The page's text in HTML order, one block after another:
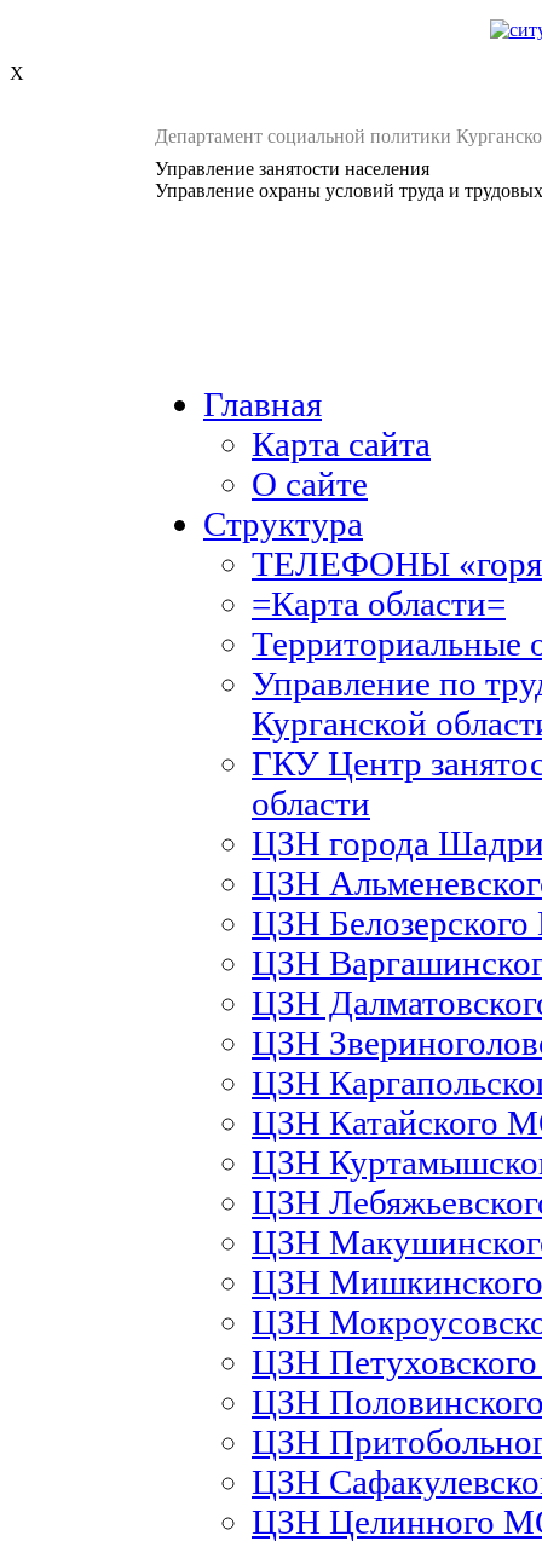
X
Департамент социальной политики
Управление занятости населения
Управление охраны условий труда и
Главная
Карта сайта
О сайте
Структура
ТЕЛЕФОНЫ
=Карта области=
Территориальные
Управление по
Курганской
ГКУ Центр
области
ЦЗН города
ЦЗН
ЦЗН
ЦЗН
ЦЗН
ЦЗН
ЦЗН
ЦЗН Катайского
ЦЗН
ЦЗН
ЦЗН
ЦЗН
ЦЗН
ЦЗН
ЦЗН
ЦЗН
ЦЗН
ЦЗН Целинного